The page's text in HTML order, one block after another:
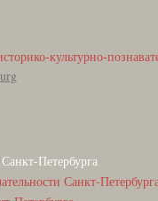
культурно-
Петербурга
Санкт-